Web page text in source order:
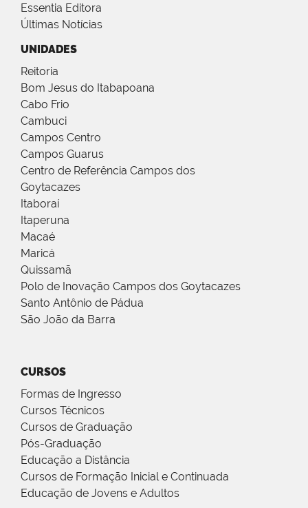
Essentia Editora
Últimas Notícias
UNIDADES
Reitoria
Bom Jesus do Itabapoana
Cabo Frio
Cambuci
Campos Centro
Campos Guarus
Centro de Referência Campos dos
Goytacazes
Itaboraí
Itaperuna
Macaé
Maricá
Quissamã
Polo de Inovação Campos dos Goytacazes
Santo Antônio de Pádua
São João da Barra
CURSOS
Formas de Ingresso
Cursos Técnicos
Cursos de Graduação
Pós-Graduação
Educação a Distância
Cursos de Formação Inicial e Continuada
Educação de Jovens e Adultos